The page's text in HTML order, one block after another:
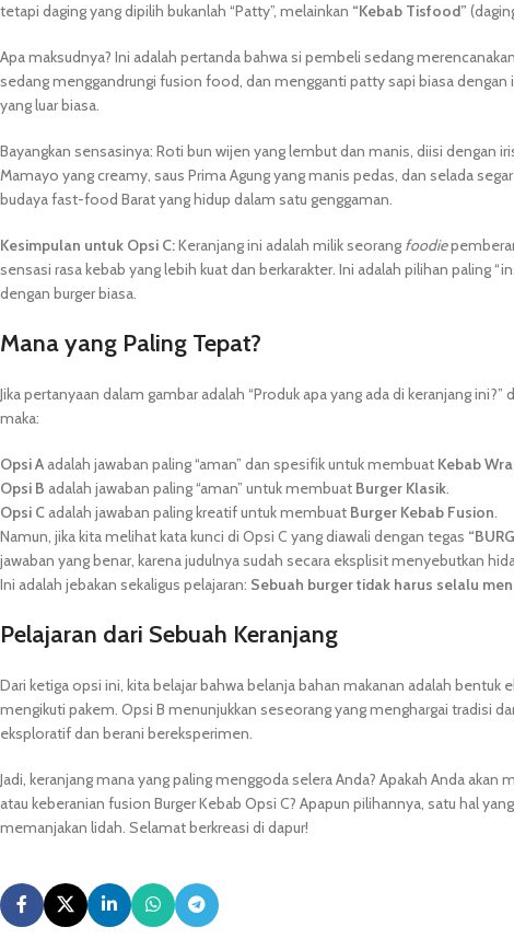
tetapi daging yang dipilih bukanlah “Patty”, melainkan “Kebab Tisfood”
Apa maksudnya? Ini adalah pertanda bahwa si pembeli sedang merencanakan
sedang menggandrungi fusion food, dan mengganti patty sapi biasa
yang luar biasa.
Bayangkan sensasinya: Roti bun wijen yang lembut dan manis, diisi dengan
Mamayo yang creamy, saus Prima Agung yang manis pedas, dan selada
budaya fast-food Barat yang hidup dalam satu genggaman.
Kesimpulan untuk Opsi C:Keranjang ini adalah milik seorang foodie
sensasi rasa kebab yang lebih kuat dan berkarakter. Ini adalah pilihan paling
dengan burger biasa.
Mana yang Paling Tepat?
Jika pertanyaan dalam gambar adalah “Produk apa yang ada di keranjang
maka:
Opsi A adalah jawaban paling “aman” dan spesifik untuk membuat Kebab
Opsi B adalah jawaban paling “aman” untuk membuat Burger Klasik.
Opsi C adalah jawaban paling kreatif untuk membuat Burger Kebab Fusion.
Namun, jika kita melihat kata kunci di Opsi C yang diawali dengan tegas
jawaban yang benar, karena judulnya sudah secara eksplisit menyebutkan
Ini adalah jebakan sekaligus pelajaran: Sebuah burger tidak harus selalu
Pelajaran dari Sebuah Keranjang
Dari ketiga opsi ini, kita belajar bahwa belanja bahan makanan adalah
mengikuti pakem. Opsi B menunjukkan seseorang yang menghargai tradisi
eksploratif dan berani bereksperimen.
Jadi, keranjang mana yang paling menggoda selera Anda? Apakah Anda
atau keberanian fusion Burger Kebab Opsi C? Apapun pilihannya, satu hal
memanjakan lidah. Selamat berkreasi di dapur!